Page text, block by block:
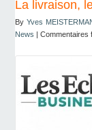
La livraison,
ByYves
News |Commentaires